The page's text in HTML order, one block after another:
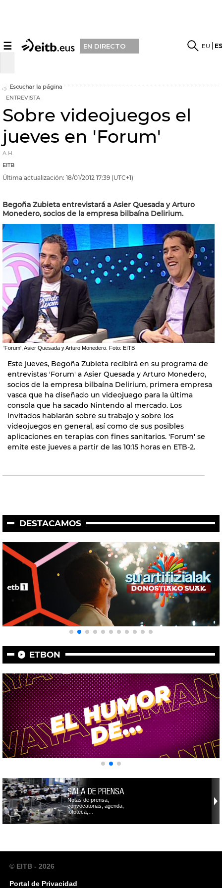
☰ EN DIRECTO EU
Escuchar la página
ENTREVISTA
Sobre videojuegos el
jueves en 'Forum'
A.H.
EITB
Última actualización: 18/01/2012 17:39 (UTC+1)
Begoña Zubieta entrevistará a Asier Quesada y Arturo
Monedero, socios de la empresa bilbaína Delirium.
'Forum', Asier Quesada y Arturo Monedero. Foto: EITB
Este jueves, Begoña Zubieta recibirá en su programa de
entrevistas 'Forum' a Asier Quesada y Arturo Monedero,
socios de la empresa bilbaína Delirium, primera empresa
vasca que ha diseñado un videojuego para la última
consola que ha sacado Nintendo al mercado. Los
invitados hablarán sobre su trabajo y sobre los
videojuegos en general, así como de sus posibles
aplicaciones en terapias con fines sanitarios. 'Forum' se
emite este jueves a partir de las 10:15 horas en ETB-2.
DESTACAMOS
ETBON
SALA DE PRENSA
Notas de prensa,
convocatorias, agenda,
fototeca,…
© EITB - 2026
Portal de Privacidad